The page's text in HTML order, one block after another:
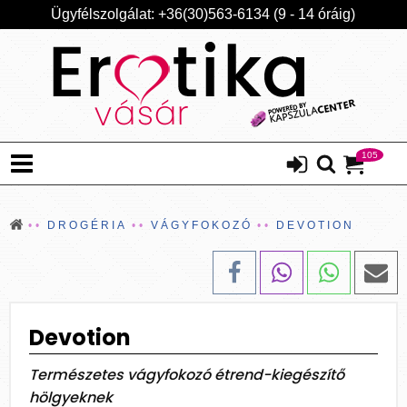
Ügyfélszolgálat: +36(30)563-6134 (9 - 14 óráig)
105
DROGÉRIA VÁGYFOKOZÓ DEVOTION
Devotion
Természetes vágyfokozó étrend-kiegészítő
hölgyeknek